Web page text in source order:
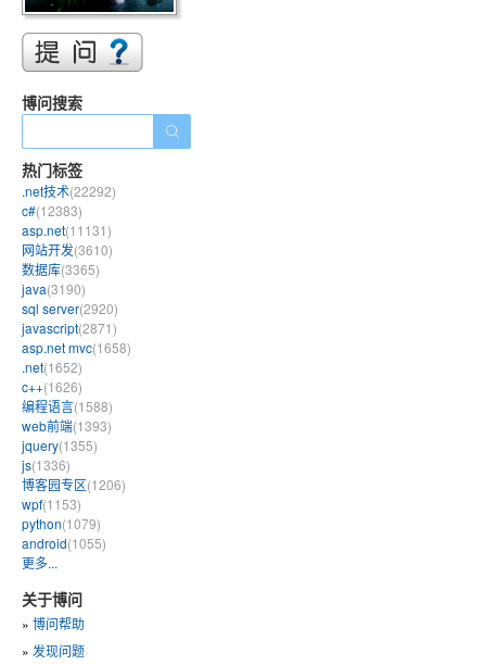
博问搜索
热门标签
.net技术(22292)
c#(12383)
asp.net(11131)
网站开发(3610)
数据库(3365)
java(3190)
sql server(2920)
javascript(2871)
asp.net mvc(1658)
.net(1652)
c++(1626)
编程语言(1588)
web前端(1393)
jquery(1355)
js(1336)
博客园专区(1206)
wpf(1153)
python(1079)
android(1055)
更多...
关于博问
» 博问帮助
» 发现问题